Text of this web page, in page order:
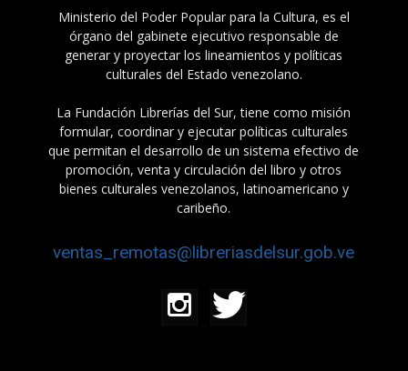
Ministerio del Poder Popular para la Cultura, es el
órgano del gabinete ejecutivo responsable de
generar y proyectar los lineamientos y políticas
culturales del Estado venezolano.
La Fundación Librerías del Sur, tiene como misión
formular, coordinar y ejecutar políticas culturales
que permitan el desarrollo de un sistema efectivo de
promoción, venta y circulación del libro y otros
bienes culturales venezolanos, latinoamericano y
caribeño.
ventas_remotas@libreriasdelsur.gob.ve